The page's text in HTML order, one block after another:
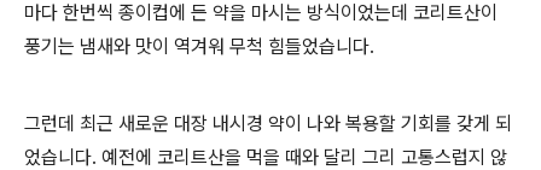
마다 한번씩 종이컵에 든 약을 마시는 방식이었는데 코리트산이
풍기는 냄새와 맛이 역겨워 무척 힘들었습니다.
그런데 최근 새로운 대장 내시경 약이 나와 복용할 기회를 갖게 되
었습니다. 예전에 코리트산을 먹을 때와 달리 그리 고통스럽지 않